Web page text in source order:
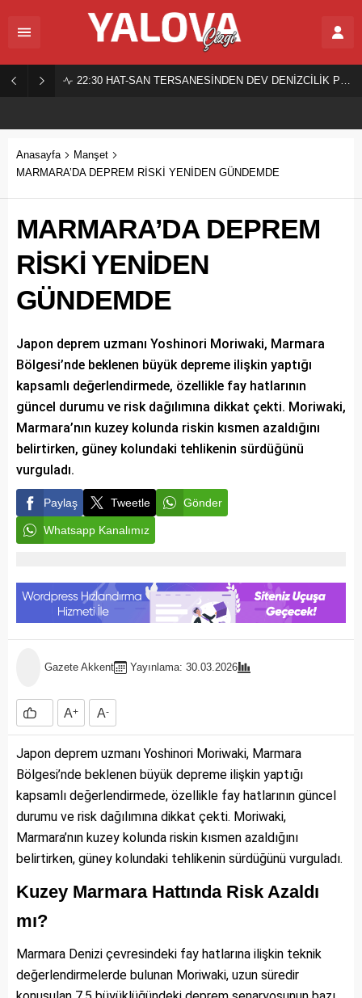
22:30 HAT-SAN TERSANESİNDEN DEV DENİZCİLİK PROJESİ!
Anasayfa
Manşet
MARMARA’DA DEPREM RİSKİ YENİDEN GÜNDEMDE
MARMARA’DA DEPREM
RİSKİ YENİDEN
GÜNDEMDE
Japon deprem uzmanı Yoshinori Moriwaki, Marmara
Bölgesi’nde beklenen büyük depreme ilişkin yaptığı
kapsamlı değerlendirmede, özellikle fay hatlarının
güncel durumu ve risk dağılımına dikkat çekti. Moriwaki,
Marmara’nın kuzey kolunda riskin kısmen azaldığını
belirtirken, güney kolundaki tehlikenin sürdüğünü
vurguladı.
Paylaş Tweetle Gönder
Whatsapp Kanalımız
Gazete Akkent Yayınlama: 30.03.2026
A+ A-
Japon deprem uzmanı Yoshinori Moriwaki, Marmara
Bölgesi’nde beklenen büyük depreme ilişkin yaptığı
kapsamlı değerlendirmede, özellikle fay hatlarının güncel
durumu ve risk dağılımına dikkat çekti. Moriwaki,
Marmara’nın kuzey kolunda riskin kısmen azaldığını
belirtirken, güney kolundaki tehlikenin sürdüğünü vurguladı.
Kuzey Marmara Hattında Risk Azaldı
mı?
Marmara Denizi çevresindeki fay hatlarına ilişkin teknik
değerlendirmelerde bulunan Moriwaki, uzun süredir